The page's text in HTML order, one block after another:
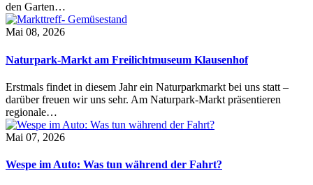
den Garten…
Mai 08, 2026
Naturpark-Markt am Freilichtmuseum Klausenhof
Erstmals findet in diesem Jahr ein Naturparkmarkt bei uns statt –
darüber freuen wir uns sehr. Am Naturpark-Markt präsentieren
regionale…
Mai 07, 2026
Wespe im Auto: Was tun während der Fahrt?